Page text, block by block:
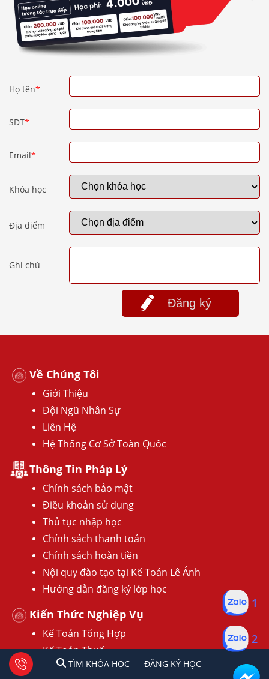
Họ tên*
SĐT*
Email*
Khóa học
Địa điểm
Ghi chú
Đăng ký
Về Chúng Tôi
Giới Thiệu
Đội Ngũ Nhân Sự
Liên Hệ
Hệ Thống Cơ Sở Toàn Quốc
Thông Tin Pháp Lý
Chính sách bảo mật
Điều khoản sử dụng
Thủ tục nhập học
Chính sách thanh toán
Chính sách hoàn tiền
Nội quy đào tạo tại Kế Toán Lê Ánh
Hướng dẫn đăng ký lớp học
Kiến Thức Nghiệp Vụ
Kế Toán Tổng Hợp
Kế Toán Thuế
Kế Toán Hộ Kinh Doanh
TÌM KHÓA HỌC ĐĂNG KÍ HỌC
1 2 Tư vấn facebook
TÌM KHÓA HỌC ĐĂNG KÝ HỌC
1
2